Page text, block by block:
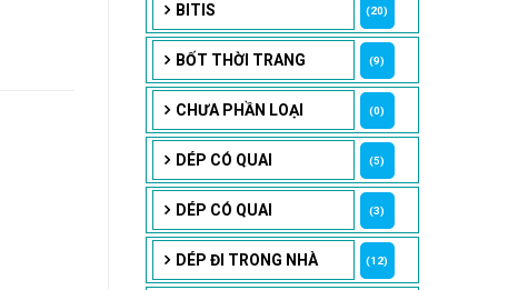
BITIS (20)
BỐT THỜI TRANG (9)
CHƯA PHẦN LOẠI (0)
DÉP CÓ QUAI (5)
DÉP CÓ QUAI (3)
DÉP ĐI TRONG NHÀ (12)